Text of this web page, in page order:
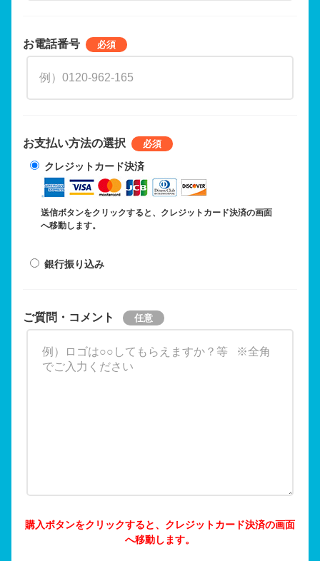
お電話番号
お支払い方法の選択
クレジットカード決済
送信ボタンをクリックすると、クレジットカード決済の画面
へ移動します。
銀行振り込み
ご質問・コメント
購入ボタンをクリックすると、クレジットカード決済の画面
へ移動します。